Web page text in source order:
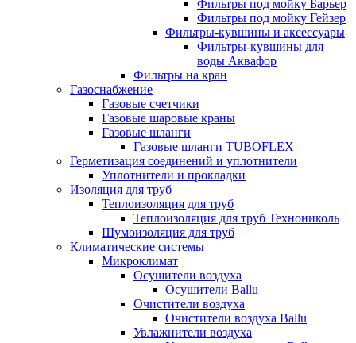
Фильтры под мойку Барьер
Фильтры под мойку Гейзер
Фильтры-кувшины и аксессуары
Фильтры-кувшины для
воды Аквафор
Фильтры на кран
Газоснабжение
Газовые счетчики
Газовые шаровые краны
Газовые шланги
Газовые шланги TUBOFLEX
Герметизация соединений и уплотнители
Уплотнители и прокладки
Изоляция для труб
Теплоизоляция для труб
Теплоизоляция для труб Технониколь
Шумоизоляция для труб
Климатические системы
Микроклимат
Осушители воздуха
Осушители Ballu
Очистители воздуха
Очистители воздуха Ballu
Увлажнители воздуха